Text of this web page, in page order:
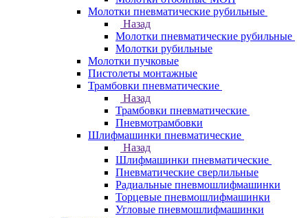
Молотки пневматические рубильные
Назад
Молотки пневматические рубильные
Молотки рубильные
Молотки пучковые
Пистолеты монтажные
Трамбовки пневматические
Назад
Трамбовки пневматические
Пневмотрамбовки
Шлифмашинки пневматические
Назад
Шлифмашинки пневматические
Пневматические сверлильные
Радиальные пневмошлифмашинки
Торцевые пневмошлифмашинки
Угловые пневмошлифмашинки